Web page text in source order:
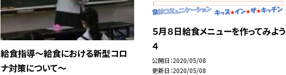
給食指導〜給食における新型コロ
ナ対策について〜
５月８日給食メニューを作ってみよう
４
公開日 2020/05/08
更新日 2020/05/08